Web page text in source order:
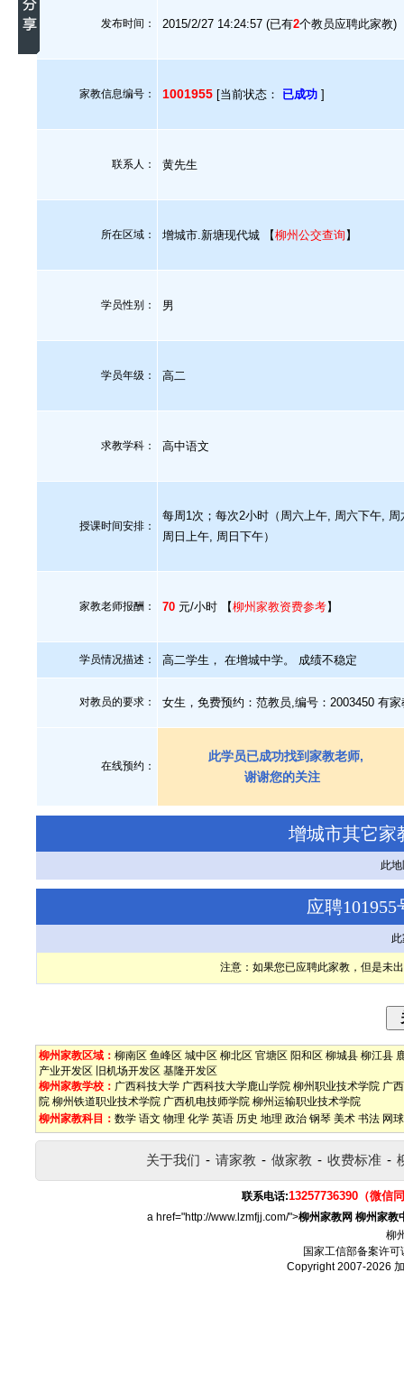
发布时间： 2015/2/27 14:24:57 (已有2个教员应聘此家教)
家教信息编号： 1001955 [当前状态： 已成功 ]
联系人： 黄先生
所在区域： 增城市.新塘现代城 【柳州公交查询 】
学员性别： 男
学员年级： 高二
求教学科： 高中语文
授课时间安排：
每周1次；每次2小时（周六上午, 周六下午, 周
周日上午, 周日下午）
家教老师报酬： 70 元/小时 【柳州家教资费参考】
学员情况描述： 高二学生， 在增城中学。 成绩不稳定
对教员的要求： 女生，免费预约：范教员,编号：2003450 有
在线预约：
此学员已成功找到家教老师,
谢谢您的关注
增城市其它家
此
应聘
注意：如果您已应聘此家教，但是未
柳州家教区域： 柳南区 鱼峰区 城中区 柳北区 官塘区 阳和区 柳城县 柳江县
产业开发区
旧机场开发区 基隆开发区
柳州家教学校： 广西科技大学 广西科技大学鹿山学院 柳州职业技术学院 广
院 柳州铁道职业技术学院 广西机电技师学院 柳州运输职业技术学院
柳州家教科目： 数学 语文 物理 化学 英语 历史 地理 政治 钢琴 美术 书法 网球
关于我们 - 请家教 - 做家教 - 收费标准 -
联系电话:13257736390（微信
a href="http://www.lzmfjj.com/">柳州家教网 柳州家教
柳
国家工信部备案许可
Copyright 2007-2026